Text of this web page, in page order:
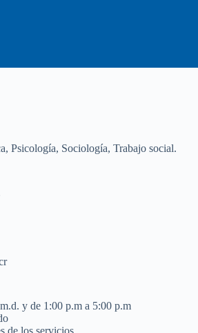
Psicología, Sociología, Trabajo social.
y de 1:00 p.m a 5:00 p.m
de los servicios.